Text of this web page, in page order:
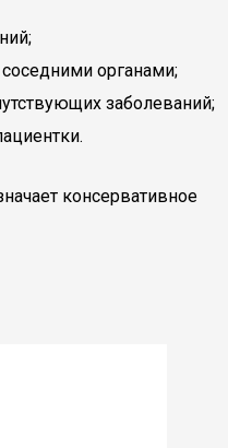
органами;
заболеваний;
консервативное